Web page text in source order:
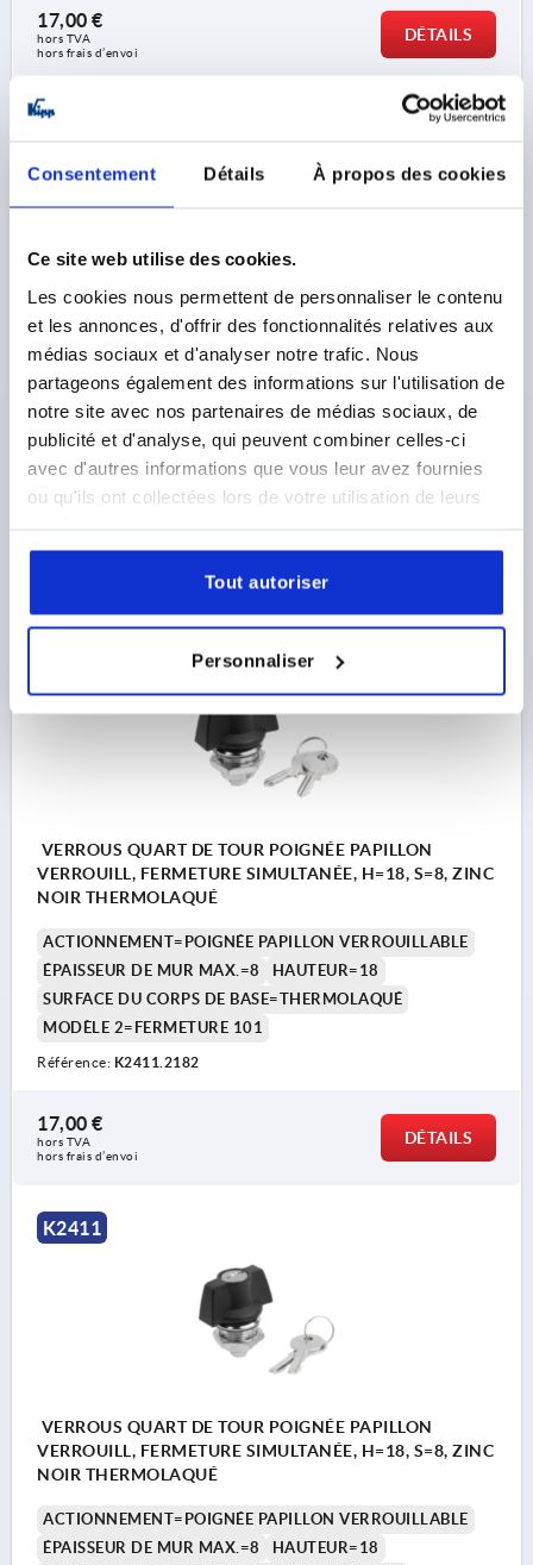
Consentement Détails À propos des cookies
Ce site web utilise des cookies.
Les cookies nous permettent de personnaliser le contenu
et les annonces, d'offrir des fonctionnalités relatives aux
médias sociaux et d'analyser notre trafic. Nous
partageons également des informations sur l'utilisation de
notre site avec nos partenaires de médias sociaux, de
publicité et d'analyse, qui peuvent combiner celles-ci
avec d'autres informations que vous leur avez fournies
ou qu'ils ont collectées lors de votre utilisation de leurs
Tout autoriser
Personnaliser
17,00 €
hors TVA
hors frais d’envoi
DÉTAILS
K2411
VERROUS QUART DE TOUR PAPILLON, H=18, S=8, ZINC
NOIR THERMOLAQUÉ
ACTIONNEMENT=PAPILLON
ÉPAISSEUR DE MUR MAX.=8
HAUTEUR=18
SURFACE DU CORPS DE BASE=THERMOLAQUÉ
17,00 €
VERROUS QUART DE TOUR POIGNÉE PAPILLON
VERROUILL, FERMETURE SIMULTANÉE, H=18, S=8, ZINC
NOIR THERMOLAQUÉ
ACTIONNEMENT=POIGNÉE PAPILLON VERROUILLABLE
ÉPAISSEUR DE MUR MAX.=8
HAUTEUR=18
SURFACE DU CORPS DE BASE=THERMOLAQUÉ
MODÈLE 2=FERMETURE 101
Référence: K2411.2182
17,00 €
hors TVA
hors frais d’envoi
DÉTAILS
K2411
VERROUS QUART DE TOUR POIGNÉE PAPILLON
VERROUILL, FERMETURE SIMULTANÉE, H=18, S=8, ZINC
NOIR THERMOLAQUÉ
ACTIONNEMENT=POIGNÉE PAPILLON VERROUILLABLE
ÉPAISSEUR DE MUR MAX.=8
HAUTEUR=18